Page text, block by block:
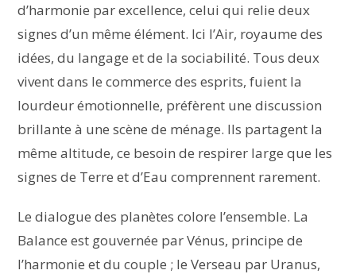
d’harmonie par excellence, celui qui relie deux
signes d’un même élément. Ici l’Air, royaume des
idées, du langage et de la sociabilité. Tous deux
vivent dans le commerce des esprits, fuient la
lourdeur émotionnelle, préfèrent une discussion
brillante à une scène de ménage. Ils partagent la
même altitude, ce besoin de respirer large que les
signes de Terre et d’Eau comprennent rarement.
Le dialogue des planètes colore l’ensemble. La
Balance est gouvernée par Vénus, principe de
l’harmonie et du couple ; le Verseau par Uranus,